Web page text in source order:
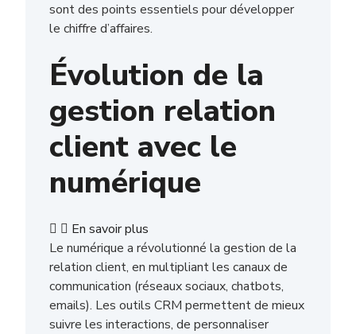
sont des points essentiels pour développer
le chiffre d’affaires.
Évolution de la
gestion relation
client avec le
numérique
En savoir plus
Le numérique a révolutionné la gestion de la
relation client, en multipliant les canaux de
communication (réseaux sociaux, chatbots,
emails). Les outils CRM permettent de mieux
suivre les interactions, de personnaliser